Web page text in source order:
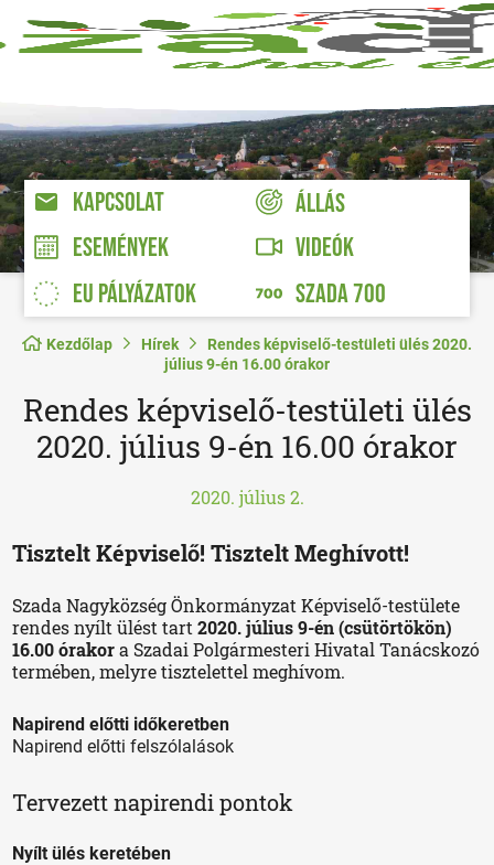
KAPCSOLAT
ÁLLÁS
ESEMÉNYEK
VIDEÓK
EU PÁLYÁZATOK
SZADA 700
Kezdőlap Hírek
Rendes képviselő-testületi ülés 2020.
július 9-én 16.00 órakor
Rendes képviselő-testületi ülés
2020. július 9-én 16.00 órakor
2020. július 2.
Tisztelt Képviselő! Tisztelt Meghívott!
Szada Nagyközség Önkormányzat Képviselő-testülete
rendes nyílt ülést tart2020. július 9-én (csütörtökön)
16.00 órakora Szadai Polgármesteri Hivatal Tanácskozó
termében, melyre tisztelettel meghívom.
Napirend előtti időkeretben
Napirend előtti felszólalások
Tervezett napirendi pontok
Nyílt ülés keretében